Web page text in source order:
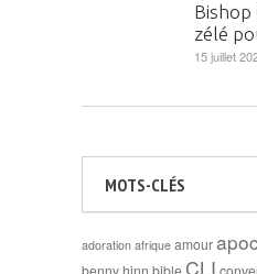
Bishop
zélé
15 juillet
MOTS-CLÉS
adoration afrique amour
benny hinn bible CLI